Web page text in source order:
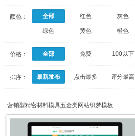
颜色： 全部 红色 灰色
绿色 黄色 橙色
价格： 全部 免费 100以下
排序： 最新发布 点击最多 评分最高
营销型精密材料模具五金类网站织梦模板